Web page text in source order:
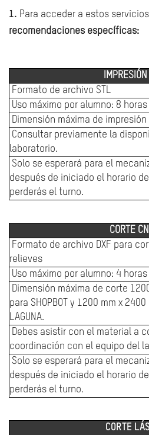
1. Para acceder a estos
recomendaciones específicas:
Formato de archivo STL
Uso máximo por alumno: 8 horas
Dimensión máxima de
Consultar previamente la
laboratorio.
Solo se esperará para el
después de iniciado el horario
perderás el turno.
CORTE
Formato de archivo DXF para
relieves
Uso máximo por alumno: 4 horas
Dimensión máxima de corte
para SHOPBOT y 1200 mm x
LAGUNA.
Debes asistir con el material a
coordinación con el equipo del
Solo se esperará para el
después de iniciado el horario
perderás el turno.
CORTE